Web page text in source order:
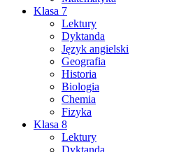
Klasa 7
Lektury
Dyktanda
Język angielski
Geografia
Historia
Biologia
Chemia
Fizyka
Klasa 8
Lektury
Dyktanda